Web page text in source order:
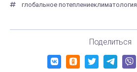
глобальное потеплениеклиматология
Поделиться